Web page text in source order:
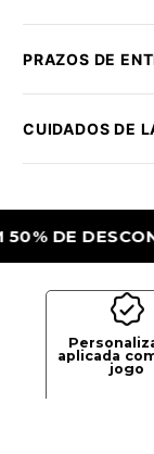
PRAZOS DE
CUIDADOS DE
DESCONTO
aplicada
jogo